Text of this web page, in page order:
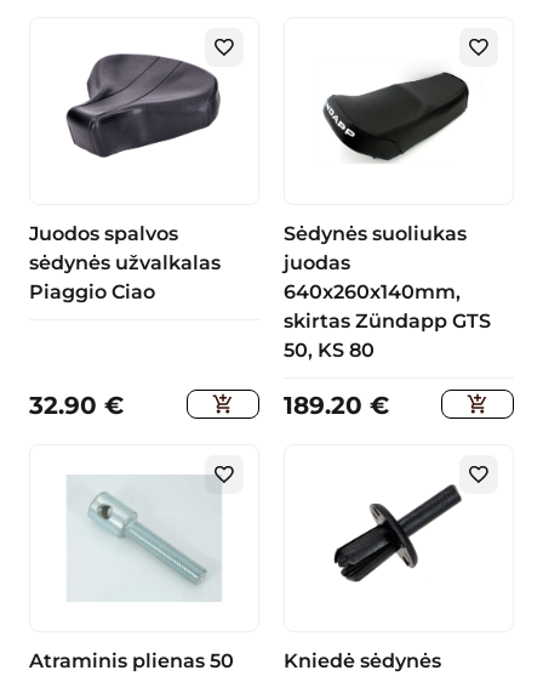
Juodos spalvos
sėdynės užvalkalas
Piaggio Ciao
32.90 €
Sėdynės suoliukas
juodas
640x260x140mm,
skirtas Zündapp GTS
50, KS 80
189.20 €
Atraminis plienas 50
Kniedė sėdynės